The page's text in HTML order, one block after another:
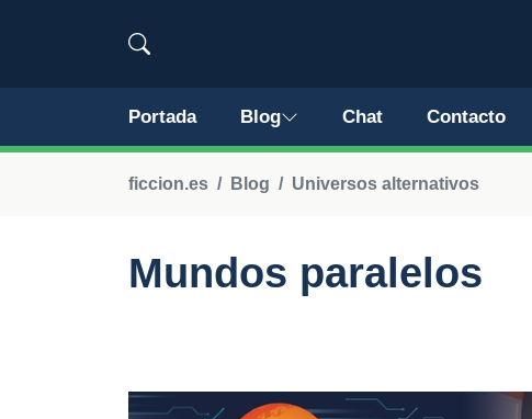
Portada Blog Chat Contacto
ficcion.es Blog Universos alternativos
Mundos paralelos